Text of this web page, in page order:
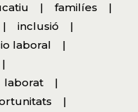
familíes
inclusió
laboral
laborat